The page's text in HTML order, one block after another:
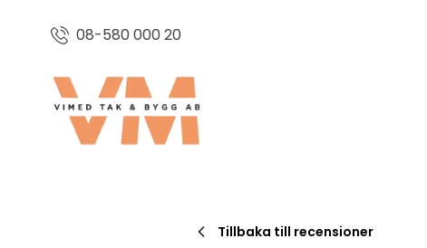
08-580 000 20
Tillbaka till recensioner